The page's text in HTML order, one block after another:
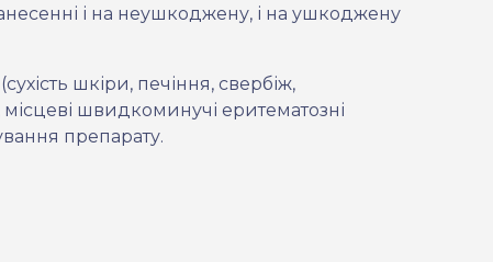
і на неушкоджену, і на ушкоджену
шкіри, печіння, свербіж,
місцеві швидкоминучі еритематозні
препарату.